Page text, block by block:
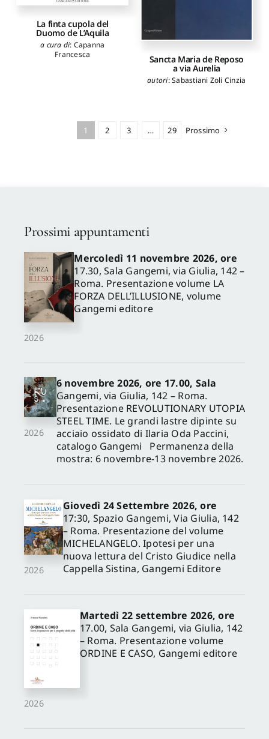
La finta cupola del
Duomo de L’Aquila
a cura di: Capanna
Francesca
Sancta Maria de Reposo
a via Aurelia
autori:Sabastiani Zoli Cinzia
1 2 3 … 29 Prossimo
Prossimi appuntamenti
2026
Mercoledì 11 novembre 2026, ore
17.30, Sala Gangemi, via Giulia, 142 –
Roma. Presentazione volume LA
FORZA DELL’ILLUSIONE, volume
Gangemi editore
2026
6 novembre 2026, ore 17.00, Sala
Gangemi, via Giulia, 142 – Roma.
Presentazione REVOLUTIONARY UTOPIA
STEEL TIME. Le grandi lastre dipinte su
acciaio ossidato di Ilaria Oda Paccini,
catalogo Gangemi Permanenza della
mostra: 6 novembre-13 novembre 2026.
2026
Giovedì 24 Settembre 2026, ore
17:30, Spazio Gangemi, Via Giulia, 142
– Roma. Presentazione del volume
MICHELANGELO. Ipotesi per una
nuova lettura del Cristo Giudice nella
Cappella Sistina, Gangemi Editore
2026
Martedì 22 settembre 2026, ore
17.00, Sala Gangemi, via Giulia, 142
– Roma. Presentazione volume
ORDINE E CASO, Gangemi editore